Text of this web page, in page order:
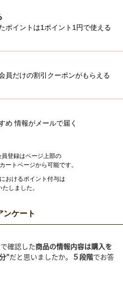
ポイントは1ポイント1円で使える
員だけの割引クーポンがもらえる
め 情報がメールで届く
登録はページ上部の
ートページから可能です。
おけるポイント付与は
たしました。
ンケート